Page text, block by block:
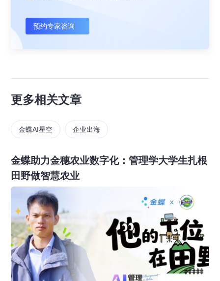
预约专家咨询
更多相关文章
金蝶AI星空 企业出海
金蝶助力金穗农业数字化：管理学大学生扎根
田野做智慧农业